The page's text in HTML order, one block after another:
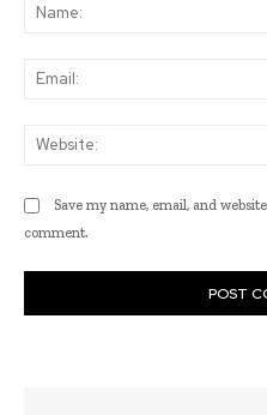
Save my name, email, and
comment.